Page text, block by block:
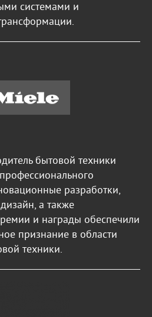
системами и
бытовой техники
разработки,
а также
и награды обеспечили
признание в области
техники.